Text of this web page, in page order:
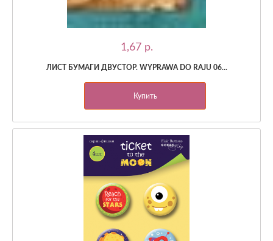
1,67 p.
ЛИСТ БУМАГИ ДВУСТОР. WYPRAWA DO RAJU 06...
Купить